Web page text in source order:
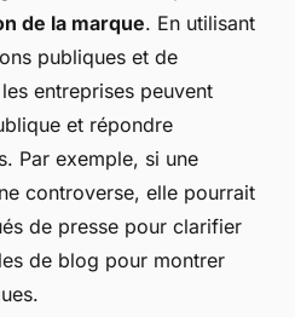
de la marque. En utilisant
publiques et de
entreprises peuvent
et répondre
Par exemple, si une
controverse, elle pourrait
de presse pour clarifier
de blog pour montrer